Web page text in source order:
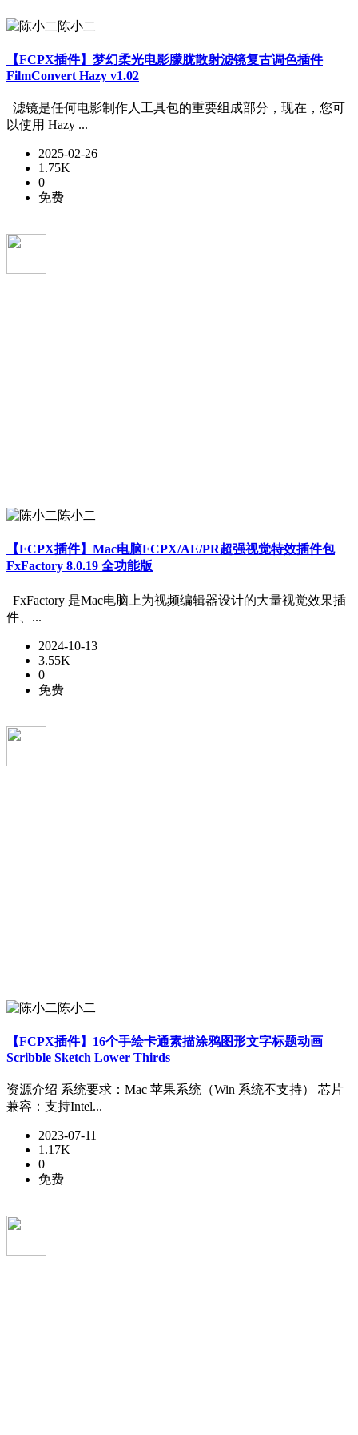
陈小二
【FCPX插件】梦幻柔光电影朦胧散射滤镜复古调色插件
FilmConvert Hazy v1.02
滤镜是任何电影制作人工具包的重要组成部分，现在，您可
以使用 Hazy ...
2025-02-26
1.75K
0
免费
陈小二
【FCPX插件】Mac电脑FCPX/AE/PR超强视觉特效插件包
FxFactory 8.0.19 全功能版
FxFactory 是Mac电脑上为视频编辑器设计的大量视觉效果插
件、...
2024-10-13
3.55K
0
免费
陈小二
【FCPX插件】16个手绘卡通素描涂鸦图形文字标题动画
Scribble Sketch Lower Thirds
资源介绍 系统要求：Mac 苹果系统（Win 系统不支持） 芯片
兼容：支持Intel...
2023-07-11
1.17K
0
免费